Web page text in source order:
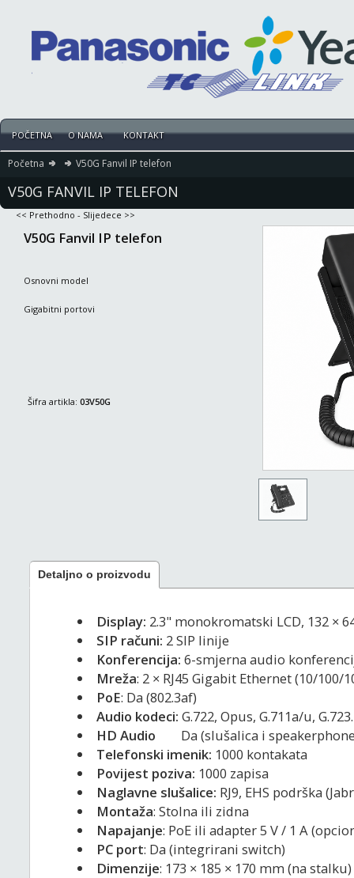
POČETNA O NAMA KONTAKT
Početna V50G Fanvil IP telefon
V50G FANVIL IP TELEFON
<< Prethodno - Slijedece >>
V50G Fanvil IP telefon
Osnovni model
Gigabitni portovi
Šifra artikla: 03V50G
Detaljno o proizvodu
Display: 2.3" monokromatski LCD, 132 ×
SIP računi: 2 SIP linije
Konferencija: 6-smjerna audio
Mreža: 2 × RJ45 Gigabit Ethernet (10/100/
PoE: Da (802.3af)
Audio kodeci: G.722, Opus, G.711a/u,
HD Audio Da (slušalica i
Telefonski imenik: 1000 kontakata
Povijest poziva: 1000 zapisa
Naglavne slušalice: RJ9, EHS podrška
Montaža: Stolna ili zidna
Napajanje: PoE ili adapter 5 V / 1 A
PC port: Da (integrirani switch)
Dimenzije: 173 × 185 × 170 mm (na stalku)